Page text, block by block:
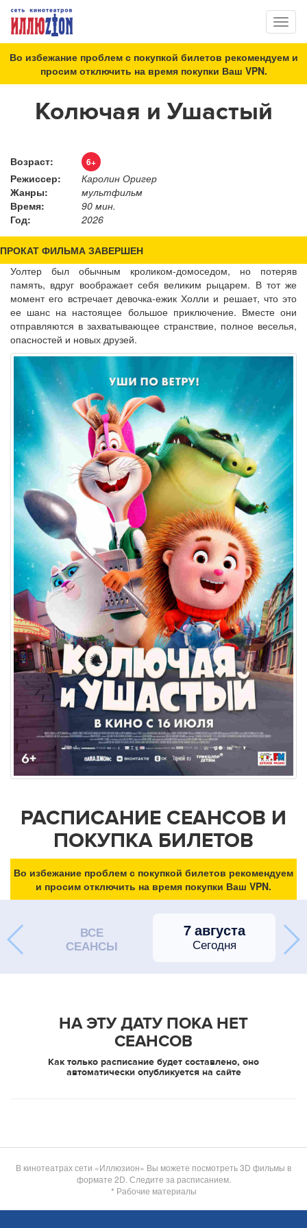
Во избежание проблем с покупкой билетов рекомендуем и
просим отключить на время покупки Ваш VPN.
Колючая и Ушастый
Возраст: 6+
Режиссер:
Каролин Оригер
Жанры:
мультфильм
Время:
90 мин.
Год:
2026
ПРОКАТ ФИЛЬМА ЗАВЕРШЕН
Уолтер был обычным кроликом-домоседом, но потеряв
память, вдруг воображает себя великим рыцарем. В тот же
момент его встречает девочка-ежик Холли и решает, что это
ее шанс на настоящее большое приключение. Вместе они
отправляются в захватывающее странствие, полное веселья,
опасностей и новых друзей.
РАСПИСАНИЕ СЕАНСОВ И
ПОКУПКА БИЛЕТОВ
Во избежание проблем с покупкой билетов рекомендуем
и просим отключить на время покупки Ваш VPN.
ВСЕ
СЕАНСЫ
7 августа
Сегодня
НА ЭТУ ДАТУ ПОКА НЕТ
СЕАНСОВ
Как только расписание будет составлено, оно
автоматически опубликуется на сайте
В кинотеатрах сети «Иллюзион» Вы можете посмотреть 3D фильмы в
формате 2D. Следите за расписанием.
* Рабочие материалы